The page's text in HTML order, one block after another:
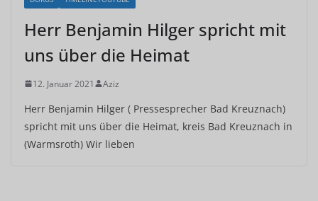
Herr Benjamin Hilger spricht mit
uns über die Heimat
12. Januar 2021 Aziz
Herr Benjamin Hilger ( Pressesprecher Bad Kreuznach)
spricht mit uns über die Heimat, kreis Bad Kreuznach in
(Warmsroth) Wir lieben